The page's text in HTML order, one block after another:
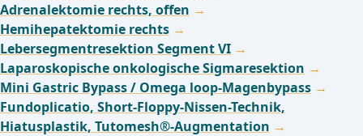
Adrenalektomie rechts, offen
Hemihepatektomie rechts
Lebersegmentresektion Segment VI
Laparoskopische onkologische Sigmaresektion
Mini Gastric Bypass / Omega loop-Magenbypass
Fundoplicatio, Short-Floppy-Nissen-Technik,
Hiatusplastik, Tutomesh®-Augmentation